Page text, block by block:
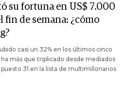
su fortuna en US$ 7.000
de semana: ¿cómo
casi un 32% en los últimos cinco
más que triplicado desde mediados
31 en la lista de multimillonarios